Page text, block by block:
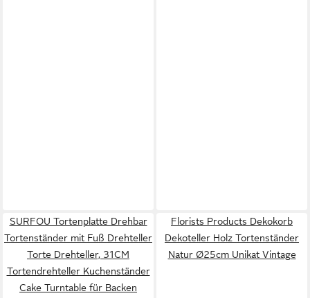
SURFOU Tortenplatte Drehbar
Tortenständer mit Fuß Drehteller
Torte Drehteller, 31CM
Tortendrehteller Kuchenständer
Cake Turntable für Backen
Florists Products Dekokorb
Dekoteller Holz Tortenständer
Natur Ø25cm Unikat Vintage